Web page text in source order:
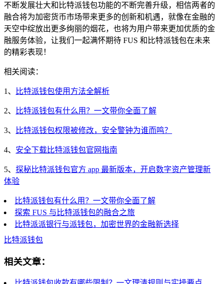
不断发展壮大和比特派钱包功能的不断完善升级，相信两者的
融合将为加密货币市场带来更多的创新和机遇，就像在金融的
天空中绽放出更多绚丽的烟花，也将为用户带来更加优质的金
融服务体验，让我们一起满怀期待 FUS 和比特派钱包在未来
的精彩表现！
相关阅读：
1、 比特派钱包使用方法全解析
2、 比特派钱包有什么用？一文带你全面了解
3、 比特派钱包权限被修改，安全警钟为谁而鸣？
4、 安全下载比特派钱包官网指南
5、 探秘比特派钱包官方 app 最新版本，开启数字资产管理新
体验
比特派钱包有什么用？一文带你全面了解
探索 FUS 与比特派钱包的融合之旅
比特派派银行与派钱包，加密世界的金融新选择
比特派钱包
相关文章：